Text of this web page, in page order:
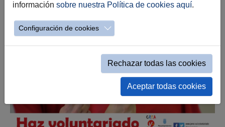
Catálogo Voluntariado por Etiquetas
información sobre nuestra Política de cookies aquí.
Configuración de cookies
Rechazar todas las cookies
Aceptar todas cookies